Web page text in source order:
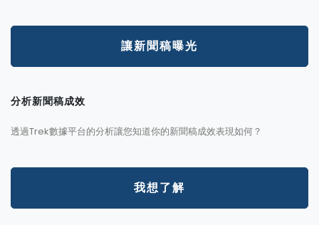
讓新聞稿曝光
分析新聞稿成效
透過Trek數據平台的分析讓您知道你的新聞稿成效表現如何？
我想了解